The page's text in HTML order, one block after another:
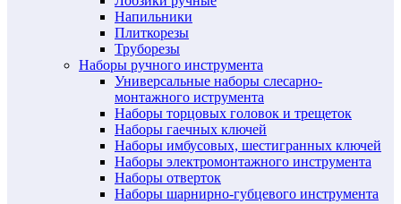
Напильники
Плиткорезы
Труборезы
Наборы ручного инструмента
Универсальные наборы слесарно-
монтажного иструмента
Наборы торцовых головок и трещеток
Наборы гаечных ключей
Наборы имбусовых, шестигранных ключей
Наборы электромонтажного инструмента
Наборы отверток
Наборы шарнирно-губцевого инструмента